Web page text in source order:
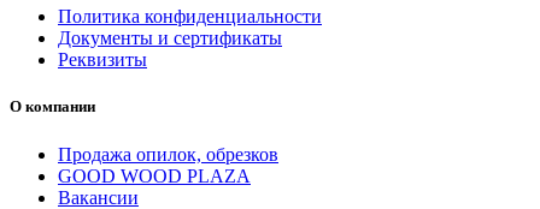
Политика конфиденциальности
Документы и сертификаты
Реквизиты
О компании
Продажа опилок, обрезков
GOOD WOOD PLAZA
Вакансии